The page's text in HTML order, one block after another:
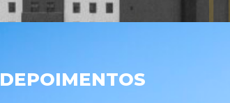
DEPOIMENTOS